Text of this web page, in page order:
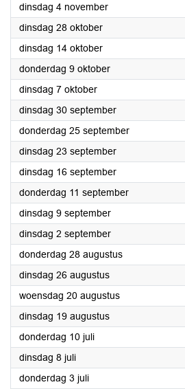
dinsdag 4 november2025
dinsdag 28 oktober2025
dinsdag 14 oktober2025
donderdag 9 oktober2025
dinsdag 7 oktober2025
dinsdag 30 september2025
donderdag 25 september2025
dinsdag 23 september2025
dinsdag 16 september2025
donderdag 11 september2025
dinsdag 9 september2025
dinsdag 2 september2025
donderdag 28 augustus2025
dinsdag 26 augustus2025
woensdag 20 augustus2025
dinsdag 19 augustus2025
donderdag 10 juli2025
dinsdag 8 juli2025
donderdag 3 juli2025